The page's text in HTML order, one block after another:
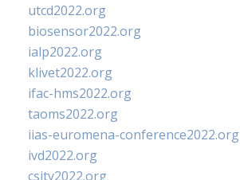
utcd2022.org
biosensor2022.org
ialp2022.org
klivet2022.org
ifac-hms2022.org
taoms2022.org
iias-euromena-conference2022.org
ivd2022.org
csity2022.org